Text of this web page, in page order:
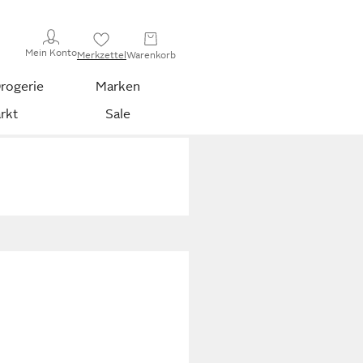
Mein KontoMerkzettelWarenkorb
Marken
Sale